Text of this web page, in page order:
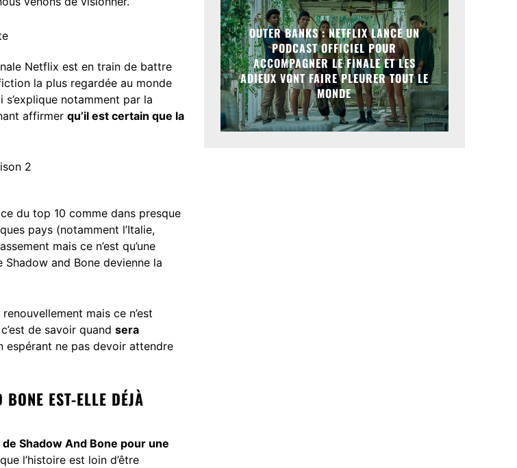
Netflix est en train de battre
la plus regardée au monde
notamment par la
affirmer qu’il est certain que la
du top 10 comme dans presque
pays (notamment l’Italie,
mais ce n’est qu’une
and Bone devienne la
mais ce n’est
de savoir quand sera
espérant ne pas devoir attendre
EST-ELLE DÉJÀ
Shadow And Bone pour une
l’histoire est loin d’être
OUTER BANKS : NETFLIX LANCE UN
PODCAST OFFICIEL POUR
ACCOMPAGNER LE FINALE ET LES
ADIEUX VONT FAIRE PLEURER TOUT LE
MONDE